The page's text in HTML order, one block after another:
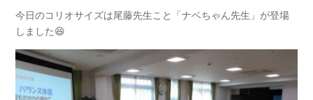
今日のコリオサイズは尾藤先生こと「ナベちゃん先生」が登場
しました😆